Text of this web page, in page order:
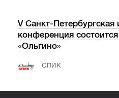
V Санкт-Петербургская
конференция
«Ольгино»
СПИК